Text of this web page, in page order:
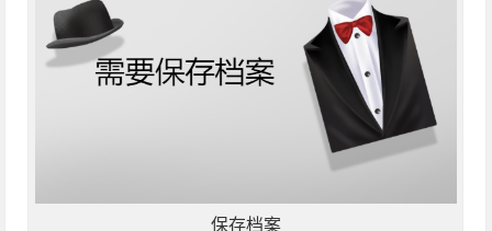
保存档案